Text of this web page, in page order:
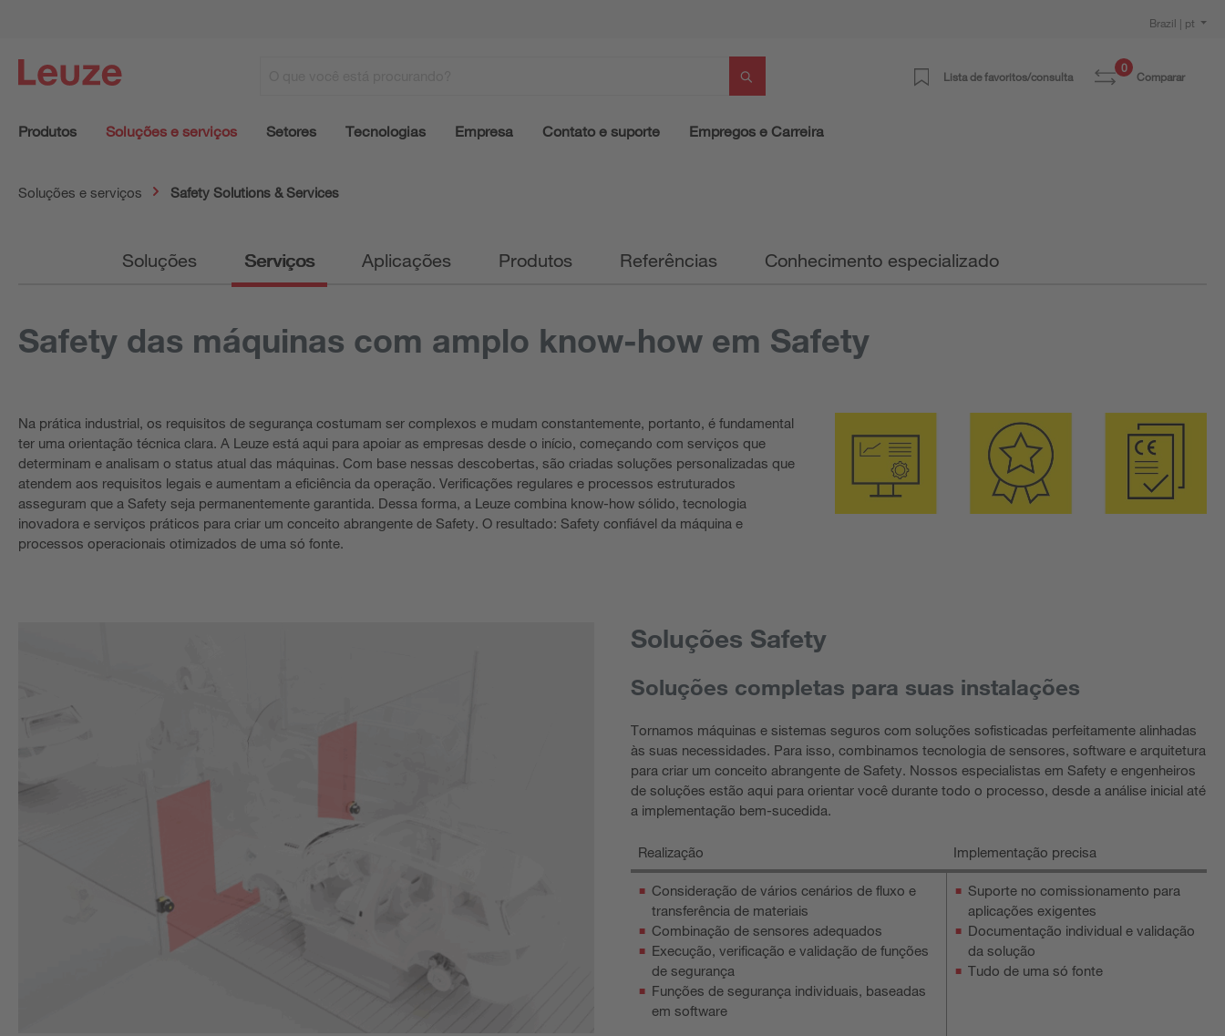
Brazil | pt
Lista de favoritos/consulta
0
Comparar
Produtos Soluções e serviços Setores Tecnologias Empresa Contato e suporte Empregos e Carreira
Soluções e serviços Safety Solutions & Services
Soluções Serviços Aplicações Produtos Referências Conhecimento especializado
Safety das máquinas com amplo know-how em Safety
Na prática industrial, os requisitos de segurança costumam ser complexos e mudam constantemente, portanto, é fundamental
ter uma orientação técnica clara. A Leuze está aqui para apoiar as empresas desde o início, começando com serviços que
determinam e analisam o status atual das máquinas. Com base nessas descobertas, são criadas soluções personalizadas que
atendem aos requisitos legais e aumentam a eficiência da operação. Verificações regulares e processos estruturados
asseguram que a Safety seja permanentemente garantida. Dessa forma, a Leuze combina know-how sólido, tecnologia
inovadora e serviços práticos para criar um conceito abrangente de Safety. O resultado: Safety confiável da máquina e
processos operacionais otimizados de uma só fonte.
Soluções Safety
Soluções completas para suas instalações
Tornamos máquinas e sistemas seguros com soluções sofisticadas perfeitamente alinhadas
às suas necessidades. Para isso, combinamos tecnologia de sensores, software e arquitetura
para criar um conceito abrangente de Safety. Nossos especialistas em Safety e engenheiros
de soluções estão aqui para orientar você durante todo o processo, desde a análise inicial até
a implementação bem-sucedida.
Realização Implementação precisa
Consideração de vários cenários de fluxo e
transferência de materiais
Combinação de sensores adequados
Execução, verificação e validação de funções
de segurança
Funções de segurança individuais, baseadas
em software
Suporte no comissionamento para
aplicações exigentes
Documentação individual e validação
da solução
Tudo de uma só fonte